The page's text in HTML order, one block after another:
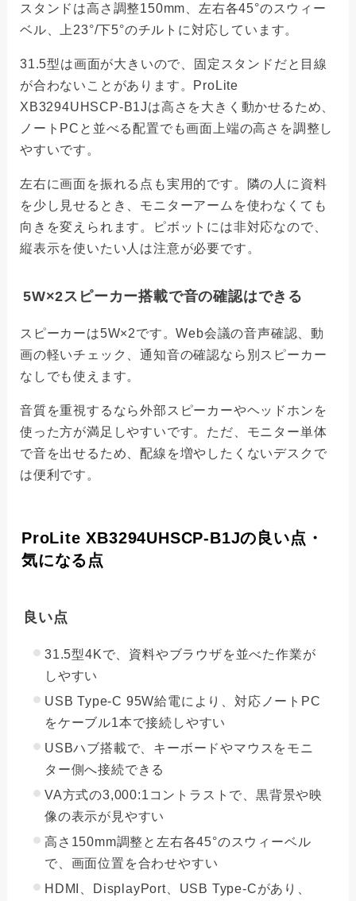
スタンドは高さ調整150mm、左右各45°のスウィー
ベル、上23°/下5°のチルトに対応しています。
31.5型は画面が大きいので、固定スタンドだと目線
が合わないことがあります。ProLite
XB3294UHSCP-B1Jは高さを大きく動かせるため、
ノートPCと並べる配置でも画面上端の高さを調整し
やすいです。
左右に画面を振れる点も実用的です。隣の人に資料
を少し見せるとき、モニターアームを使わなくても
向きを変えられます。ピボットには非対応なので、
縦表示を使いたい人は注意が必要です。
5W×2スピーカー搭載で音の確認はできる
スピーカーは5W×2です。Web会議の音声確認、動
画の軽いチェック、通知音の確認なら別スピーカー
なしでも使えます。
音質を重視するなら外部スピーカーやヘッドホンを
使った方が満足しやすいです。ただ、モニター単体
で音を出せるため、配線を増やしたくないデスクで
は便利です。
ProLite XB3294UHSCP-B1Jの良い点・
気になる点
良い点
31.5型4Kで、資料やブラウザを並べた作業が
しやすい
USB Type-C 95W給電により、対応ノートPC
をケーブル1本で接続しやすい
USBハブ搭載で、キーボードやマウスをモニ
ター側へ接続できる
VA方式の3,000:1コントラストで、黒背景や映
像の表示が見やすい
高さ150mm調整と左右各45°のスウィーベル
で、画面位置を合わせやすい
HDMI、DisplayPort、USB Type-Cがあり、